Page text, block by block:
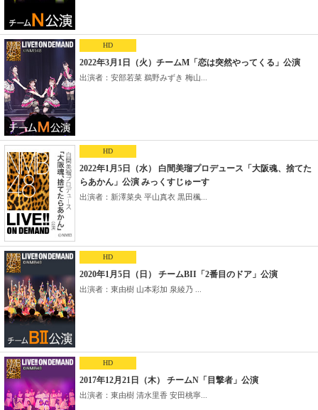
HD
2022年3月1日（火）チームM「恋は突然やってくる」公演
出演者：安部若菜 鵜野みずき 梅山...
HD
2022年1月5日（水） 白間美瑠プロデュース「大阪魂、捨てた
らあかん」公演 みっくすじゅーす
出演者：新澤菜央 平山真衣 黒田楓...
HD
2020年1月5日（日） チームBII「2番目のドア」公演
出演者：東由樹 山本彩加 泉綾乃 ...
HD
2017年12月21日（木） チームN「目撃者」公演
出演者：東由樹 清水里香 安田桃寧...